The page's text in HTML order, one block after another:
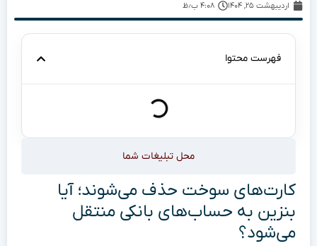
اردیبهشت ۲۵, ۱۴۰۴ ۴:۰۸ ب٫ظ
فهرست محتوا
محل تبلیغات شما
کارت‌های سوخت حذف می‌شوند؛ آیا
بنزین به حساب‌های بانکی منتقل
می‌شود؟